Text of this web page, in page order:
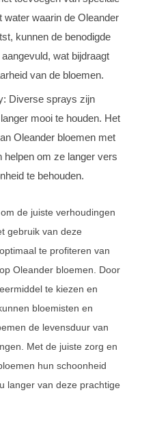
water waarin de Oleander
kunnen de benodigde
wat bijdraagt
van de bloemen.
Diverse sprays zijn
mooi te houden. Het
Oleander bloemen met
helpen om ze langer vers
te behouden.
de juiste verhoudingen
gebruik van deze
te profiteren van
Oleander bloemen. Door
te kiezen en
bloemisten en
de levensduur van
Met de juiste zorg en
hun schoonheid
langer van deze prachtige